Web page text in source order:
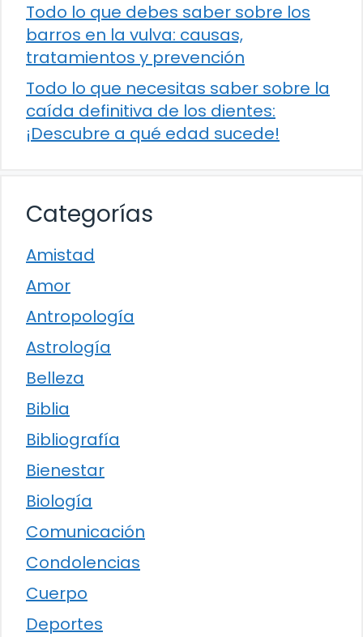
Todo lo que debes saber sobre los
barros en la vulva: causas,
tratamientos y prevención
Todo lo que necesitas saber sobre la
caída definitiva de los dientes:
¡Descubre a qué edad sucede!
Categorías
Amistad
Amor
Antropología
Astrología
Belleza
Biblia
Bibliografía
Bienestar
Biología
Comunicación
Condolencias
Cuerpo
Deportes